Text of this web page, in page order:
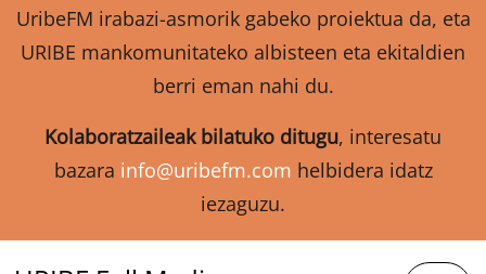
UribeFM irabazi-asmorik gabeko proiektua da, eta
URIBE mankomunitateko albisteen eta ekitaldien
berri eman nahi du.
Kolaboratzaileak bilatuko ditugu, interesatu
bazara info@uribefm.com helbidera idatz
iezaguzu.